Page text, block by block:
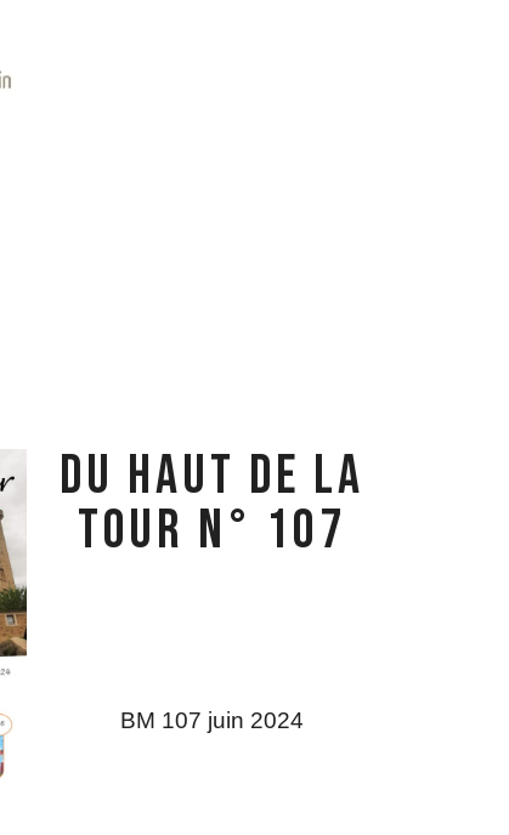
Du Haut de la
Tour N° 107
BM 107 juin 2024